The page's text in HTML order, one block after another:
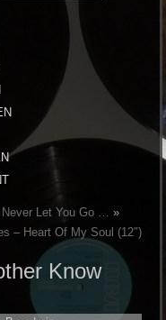
Let You Go …
»
– Heart Of My Soul (12″)
Know